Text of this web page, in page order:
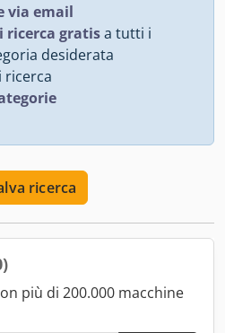
via email
ricerca gratisa tutti i
desiderata
ricerca
ricerca
più di 200.000 macchine